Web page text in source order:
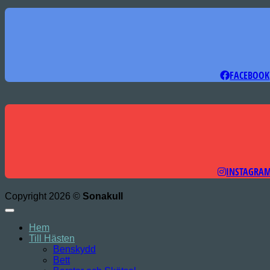
FACEBOOK
Copyright 2026 © Sonakull
Hem
Till Hästen
Benskydd
Bett